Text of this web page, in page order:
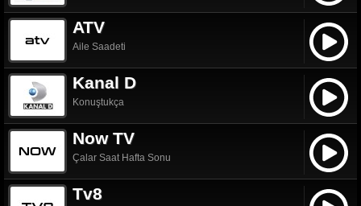
ATV
Aile Saadeti
Kanal D
Konuştukça
Now TV
Çalar Saat Hafta Sonu
Tv8